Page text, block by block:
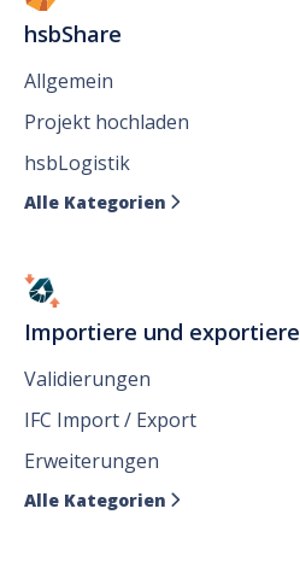
hsbShare
Allgemein
Projekt hochladen
hsbLogistik
Alle Kategorien 
Importiere und exportiere
Validierungen
IFC Import / Export
Erweiterungen
Alle Kategorien 